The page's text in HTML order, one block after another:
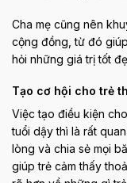
Cha mẹ cũng nên
cộng đồng, từ đó
hỏi những giá trị tốt
Tạo cơ hội cho trẻ
Việc tạo điều kiện
tuổi dậy thì là rất
lòng và chia sẻ mọi
giúp trẻ cảm thấy